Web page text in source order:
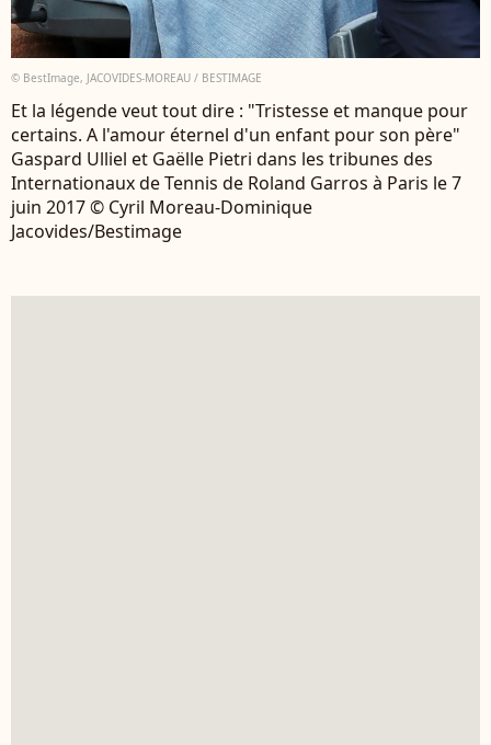
© BestImage, JACOVIDES-MOREAU / BESTIMAGE
Et la légende veut tout dire : "Tristesse et manque pour
certains. A l'amour éternel d'un enfant pour son père"
Gaspard Ulliel et Gaëlle Pietri dans les tribunes des
Internationaux de Tennis de Roland Garros à Paris le 7
juin 2017 © Cyril Moreau-Dominique
Jacovides/Bestimage